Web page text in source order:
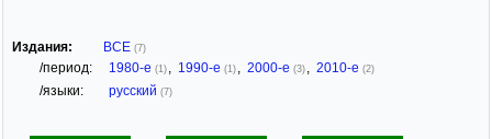
Издания: ВСЕ (7)
/период: 1980-е (1) 1990-е (1) 2000-е (3) 2010-е (2)
/языки: русский (7)